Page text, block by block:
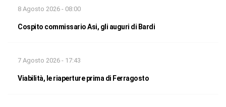
8 Agosto 2026 - 08:00
Cospito commissario Asi, gli auguri di Bardi
7 Agosto 2026 - 17:43
Viabilità, le riaperture prima di Ferragosto